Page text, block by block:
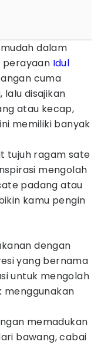
dalam
perayaan Idul
cuma
lalu disajikan
atau kecap,
memiliki banyak
tujuh ragam sate
mengolah
padang atau
kamu pengin
dengan
yang bernama
untuk mengolah
menggunakan
memadukan
bawang, cabai